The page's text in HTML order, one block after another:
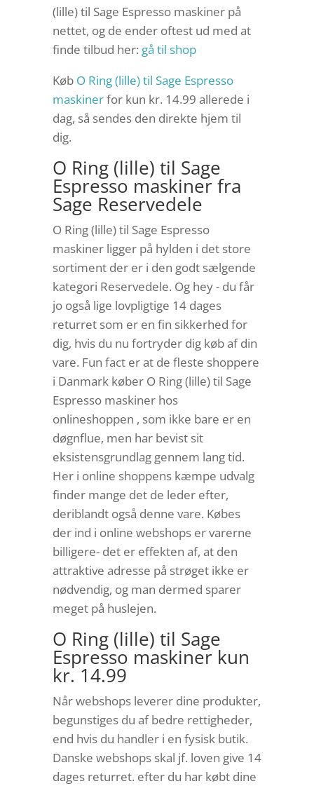
(lille) til Sage Espresso maskiner på
nettet, og de ender oftest ud med at
finde tilbud her: gå til shop
Køb O Ring (lille) til Sage Espresso
maskinerfor kun kr. 14.99 allerede i
dag, så sendes den direkte hjem til
dig.
O Ring (lille) til Sage
Espresso maskiner fra
Sage Reservedele
O Ring (lille) til Sage Espresso
maskiner ligger på hylden i det store
sortiment der er i den godt sælgende
kategori Reservedele. Og hey - du får
jo også lige lovpligtige 14 dages
returret som er en fin sikkerhed for
dig, hvis du nu fortryder dig køb af din
vare. Fun fact er at de fleste shoppere
i Danmark køber O Ring (lille) til Sage
Espresso maskiner hos
onlineshoppen , som ikke bare er en
døgnflue, men har bevist sit
eksistensgrundlag gennem lang tid.
Her i online shoppens kæmpe udvalg
finder mange det de leder efter,
deriblandt også denne vare. Købes
der ind i online webshops er varerne
billigere- det er effekten af, at den
attraktive adresse på strøget ikke er
nødvendig, og man dermed sparer
meget på huslejen.
O Ring (lille) til Sage
Espresso maskiner kun
kr. 14.99
Når webshops leverer dine produkter,
begunstiges du af bedre rettigheder,
end hvis du handler i en fysisk butik.
Danske webshops skal jf. loven give 14
dages returret. efter du har købt dine